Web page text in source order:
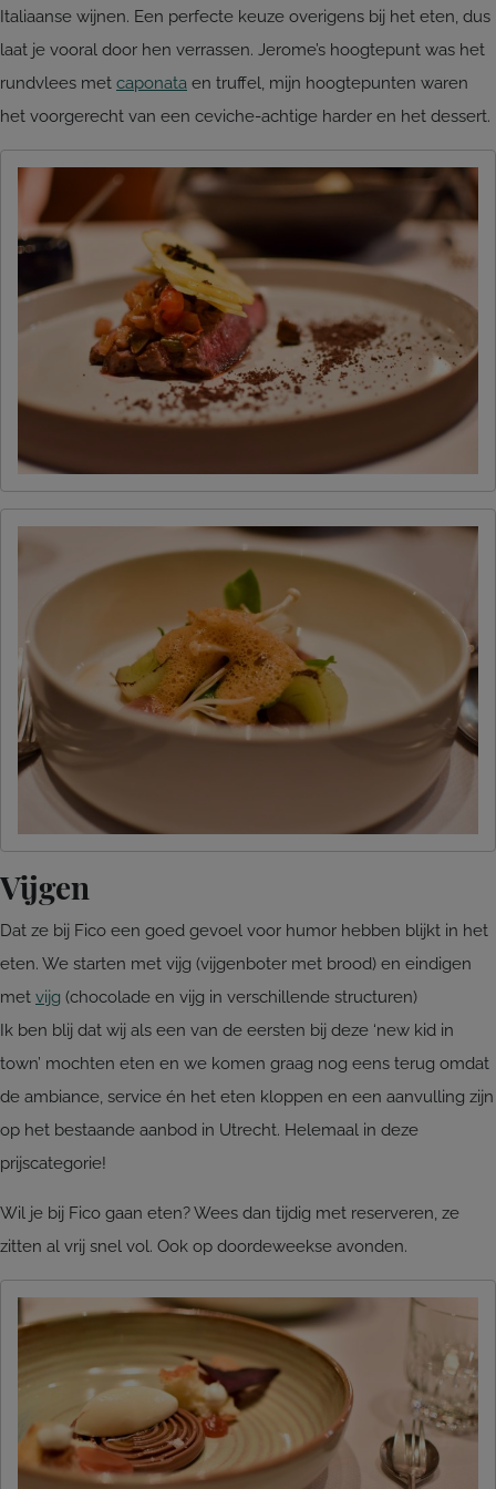
Italiaanse wijnen. Een perfecte keuze overigens bij het eten, dus
laat je vooral door hen verrassen. Jerome’s hoogtepunt was het
rundvlees met caponata en truffel, mijn hoogtepunten waren
het voorgerecht van een ceviche-achtige harder en het dessert.
Vijgen
Dat ze bij Fico een goed gevoel voor humor hebben blijkt in het
eten. We starten met vijg (vijgenboter met brood) en eindigen
met vijg (chocolade en vijg in verschillende structuren)
Ik ben blij dat wij als een van de eersten bij deze ‘new kid in
town’ mochten eten en we komen graag nog eens terug omdat
de ambiance, service én het eten kloppen en een aanvulling zijn
op het bestaande aanbod in Utrecht. Helemaal in deze
prijscategorie!
Wil je bij Fico gaan eten? Wees dan tijdig met reserveren, ze
zitten al vrij snel vol. Ook op doordeweekse avonden.